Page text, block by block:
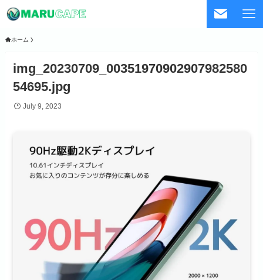
ホーム
img_20230709_00351970902907982580
54695.jpg
July 9, 2023